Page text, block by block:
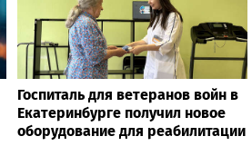
Госпиталь для ветеранов войн в
Екатеринбурге получил новое
оборудование для реабилитации